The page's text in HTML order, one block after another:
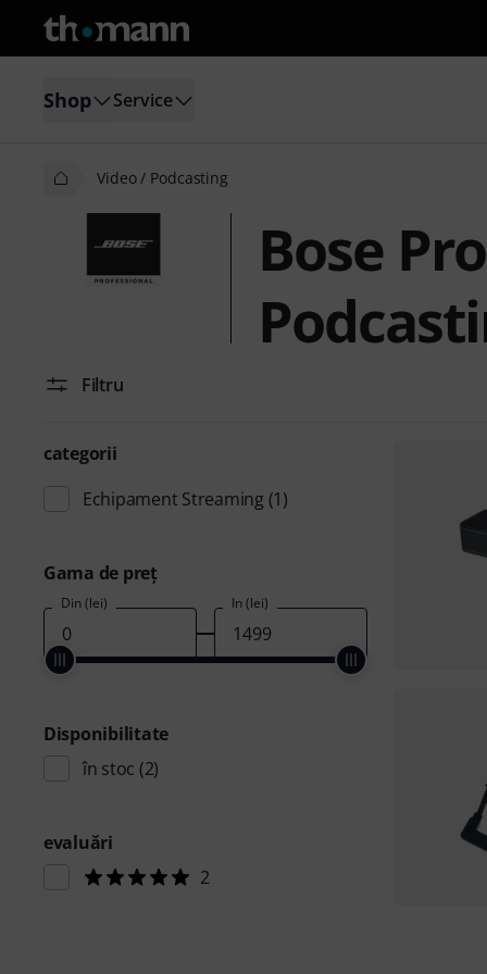
Shop Service
Video / Podcasting
Bose
Filtru
categorii
Echipament Streaming (1)
Gama de preţ
Din (lei) În (lei)
Disponibilitate
în stoc (2)
evaluări
2